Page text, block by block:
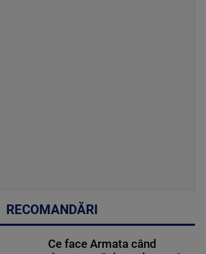
RECOMANDĂRI
Ce face Armata când